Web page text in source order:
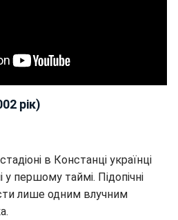
рік)
в Констанці українці
першому таймі. Підопічні
лише одним влучним